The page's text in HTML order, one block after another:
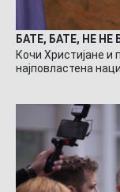
БАТЕ, БАТЕ, НЕ НЕ
Кочи Христијане
најповластена